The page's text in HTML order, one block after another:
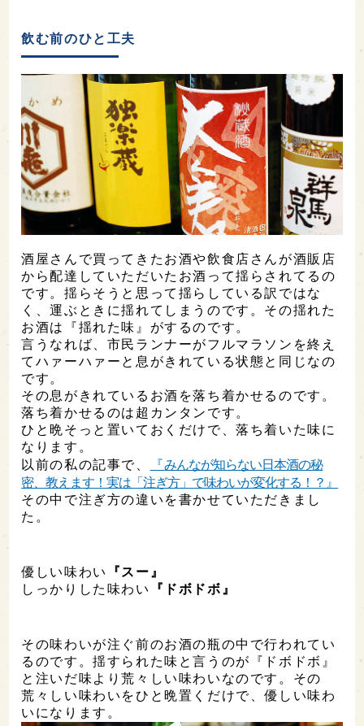
飲む前のひと工夫
酒屋さんで買ってきたお酒や飲食店さんが酒販店
から配達していただいたお酒って揺らされてるの
です。揺らそうと思って揺らしている訳ではな
く、運ぶときに揺れてしまうのです。その揺れた
お酒は『揺れた味』がするのです。
言うなれば、市民ランナーがフルマラソンを終え
てハァーハァーと息がきれている状態と同じなの
です。
その息がきれているお酒を落ち着かせるのです。
落ち着かせるのは超カンタンです。
ひと晩そっと置いておくだけで、落ち着いた味に
なります。
以前の私の記事で、
『みんなが知らない日本酒の秘
密、教えます！実は「注ぎ方」で味わいが変化する！？』
その中で注ぎ方の違いを書かせていただきまし
た。
優しい味わい
『スー』
しっかりした味わい
『ドボドボ』
その味わいが注ぐ前のお酒の瓶の中で行われてい
るのです。揺すられた味と言うのが『ドボドボ』
と注いだ味より荒々しい味わいなのです。その
荒々しい味わいをひと晩置くだけで、優しい味わ
いになります。